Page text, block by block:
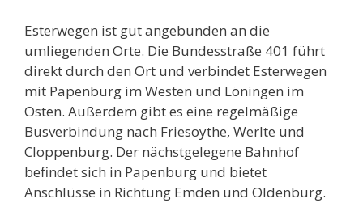
Esterwegen ist gut angebunden an die
umliegenden Orte. Die Bundesstraße 401 führt
direkt durch den Ort und verbindet Esterwegen
mit Papenburg im Westen und Löningen im
Osten. Außerdem gibt es eine regelmäßige
Busverbindung nach Friesoythe, Werlte und
Cloppenburg. Der nächstgelegene Bahnhof
befindet sich in Papenburg und bietet
Anschlüsse in Richtung Emden und Oldenburg.